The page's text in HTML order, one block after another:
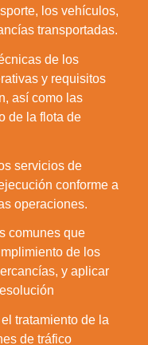
los vehículos,
transportadas.
de los
y requisitos
así como las
de la flota de
servicios de
conforme a
operaciones.
comunes que
de los
y aplicar
tratamiento de la
de tráfico